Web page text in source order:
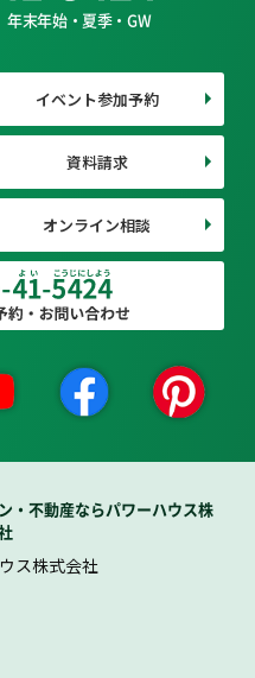
末年始・夏季・GW
イベント参加予約
資料請求
オンライン相談
・不動産ならパワーハウス株
ス株式会社